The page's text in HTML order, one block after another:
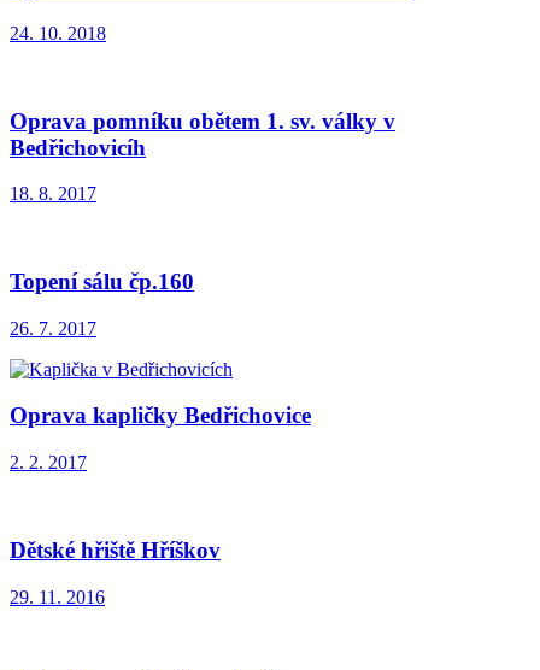
24. 10. 2018
Oprava pomníku obětem 1. sv. války v
Bedřichovicíh
18. 8. 2017
Topení sálu čp.160
26. 7. 2017
Oprava kapličky Bedřichovice
2. 2. 2017
Dětské hřiště Hříškov
29. 11. 2016